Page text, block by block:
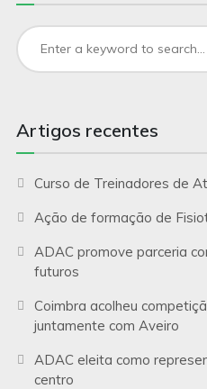
Artigos recentes
Curso de Treinadores de
Ação de formação de
ADAC promove parceria
futuros
Coimbra acolheu
juntamente com Aveiro
ADAC eleita como
centro